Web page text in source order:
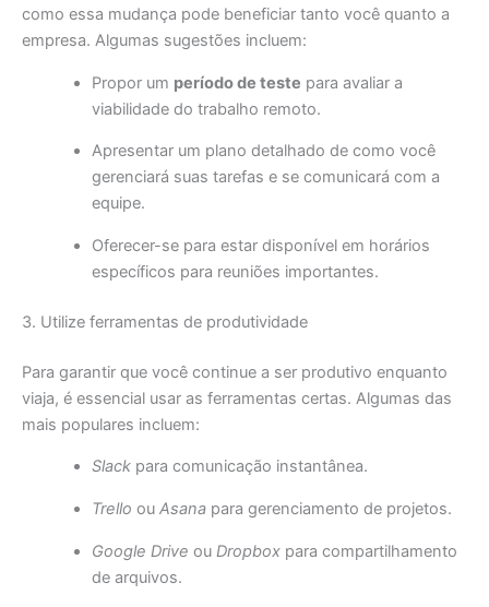
como essa mudança pode beneficiar tanto você quanto a
empresa. Algumas sugestões incluem:
Propor um período de teste para avaliar a
viabilidade do trabalho remoto.
Apresentar um plano detalhado de como você
gerenciará suas tarefas e se comunicará com a
equipe.
Oferecer-se para estar disponível em horários
específicos para reuniões importantes.
3. Utilize ferramentas de produtividade
Para garantir que você continue a ser produtivo enquanto
viaja, é essencial usar as ferramentas certas. Algumas das
mais populares incluem:
Slackpara comunicação instantânea.
Trello ou Asanapara gerenciamento de projetos.
Google Drive ou Dropboxpara compartilhamento
de arquivos.